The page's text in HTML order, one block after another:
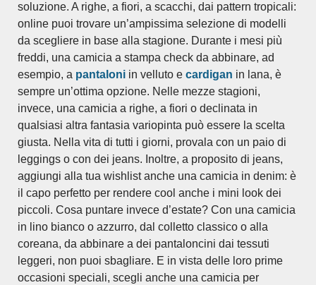
soluzione. A righe, a fiori, a scacchi, dai pattern tropicali:
online puoi trovare un’ampissima selezione di modelli
da scegliere in base alla stagione. Durante i mesi più
freddi, una camicia a stampa check da abbinare, ad
esempio, a pantaloni in velluto e cardigan in lana, è
sempre un’ottima opzione. Nelle mezze stagioni,
invece, una camicia a righe, a fiori o declinata in
qualsiasi altra fantasia variopinta può essere la scelta
giusta. Nella vita di tutti i giorni, provala con un paio di
leggings o con dei jeans. Inoltre, a proposito di jeans,
aggiungi alla tua wishlist anche una camicia in denim: è
il capo perfetto per rendere cool anche i mini look dei
piccoli. Cosa puntare invece d’estate? Con una camicia
in lino bianco o azzurro, dal colletto classico o alla
coreana, da abbinare a dei pantaloncini dai tessuti
leggeri, non puoi sbagliare. E in vista delle loro prime
occasioni speciali, scegli anche una camicia per